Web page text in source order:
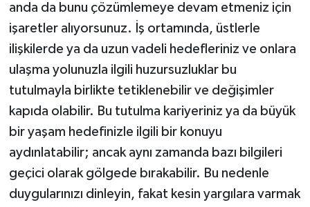
anda da bunu çözümlemeye devam etmeniz için
işaretler alıyorsunuz. İş ortamında, üstlerle
ilişkilerde ya da uzun vadeli hedefleriniz ve onlara
ulaşma yolunuzla ilgili huzursuzluklar bu
tutulmayla birlikte tetiklenebilir ve değişimler
kapıda olabilir. Bu tutulma kariyeriniz ya da büyük
bir yaşam hedefinizle ilgili bir konuyu
aydınlatabilir; ancak aynı zamanda bazı bilgileri
geçici olarak gölgede bırakabilir. Bu nedenle
duygularınızı dinleyin, fakat kesin yargılara varmak